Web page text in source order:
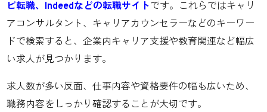
ビ転職、Indeedなどの転職サイトです。これらではキャリ
アコンサルタント、キャリアカウンセラーなどのキーワー
ドで検索すると、企業内キャリア支援や教育関連など幅広
い求人が見つかります。
求人数が多い反面、仕事内容や資格要件の幅も広いため、
職務内容をしっかり確認することが大切です。